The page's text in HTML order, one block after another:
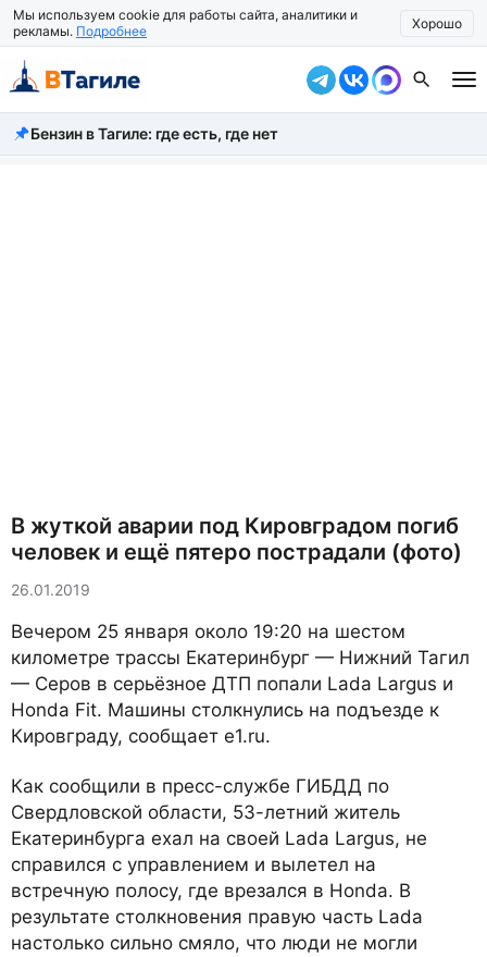
Мы используем cookie для работы сайта, аналитики и
рекламы. Подробнее Хорошо
Все новости
Бензин в Тагиле: где есть, где нет
В жуткой аварии под Кировградом погиб
человек и ещё пятеро пострадали (фото)
26.01.2019
Вечером 25 января около 19:20 на шестом
километре трассы Екатеринбург — Нижний Тагил
— Серов в серьёзное ДТП попали Lada Largus и
Honda Fit. Машины столкнулись на подъезде к
Кировграду, сообщает e1.ru.
Как сообщили в пресс-службе ГИБДД по
Свердловской области, 53-летний житель
Екатеринбурга ехал на своей Lada Largus, не
справился с управлением и вылетел на
встречную полосу, где врезался в Honda. В
результате столкновения правую часть Lada
настолько сильно смяло, что люди не могли